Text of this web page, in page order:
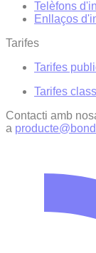
Telèfons
Enllaços
Tarifes
Tarifes
Tarifes
Contacti amb
a